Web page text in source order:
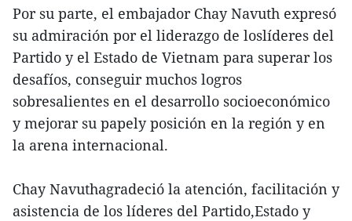
Por su parte, el embajador Chay Navuth expresó
su admiración por el liderazgo de loslíderes del
Partido y el Estado de Vietnam para superar los
desafíos, conseguir muchos logros
sobresalientes en el desarrollo socioeconómico
y mejorar su papely posición en la región y en
la arena internacional.
Chay Navuthagradeció la atención, facilitación y
asistencia de los líderes del Partido,Estado y